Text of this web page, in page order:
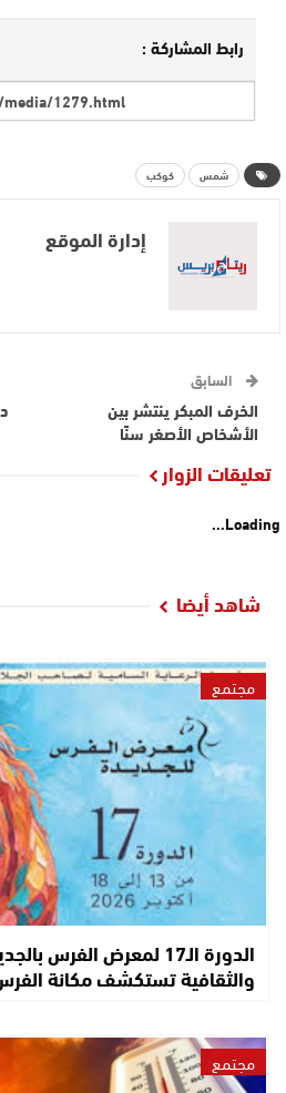
رابط المشاركة :
شمس كوكب
إدارة الموقع
السابق
الخرف المبكر ينتشر بين
الأشخاص الأصغر سنًا
تعليقات الزوار
Loading...
شاهد أيضا
مجتمع
الدورة الـ17 لمعرض
والثقافية تستكشف مكانة
مجتمع